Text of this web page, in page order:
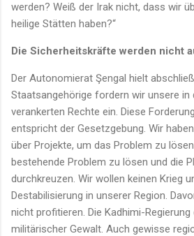
werden? Weiß der Irak nicht, dass wir
heilige Stätten haben?“
Die Sicherheitskräfte werden nicht
Der Autonomierat Şengal hielt
Staatsangehörige fordern wir unsere in
verankerten Rechte ein. Diese
entspricht der Gesetzgebung. Wir
über Projekte, um das Problem zu
bestehende Problem zu lösen und die
durchkreuzen. Wir wollen keinen Krieg
Destabilisierung in unserer Region.
nicht profitieren. Die Kadhimi-
militärischer Gewalt. Auch gewisse